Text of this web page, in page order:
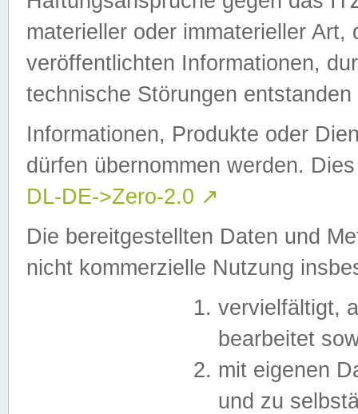
materieller oder immaterieller
veröffentlichten Informationen,
technische Störungen
Informationen, Produkte oder
dürfen übernommen werden.
DL-DE->Zero-2.0 ↗
Die bereitgestellten Daten und
nicht kommerzielle Nutzung
vervielfältigt,
bearbeitet
mit eigenen
und zu